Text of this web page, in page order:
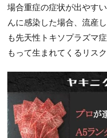
場合重症の症状が出やす
んに感染した場合、流産
も先天性トキソプラズマ
もって生まれてくるリス